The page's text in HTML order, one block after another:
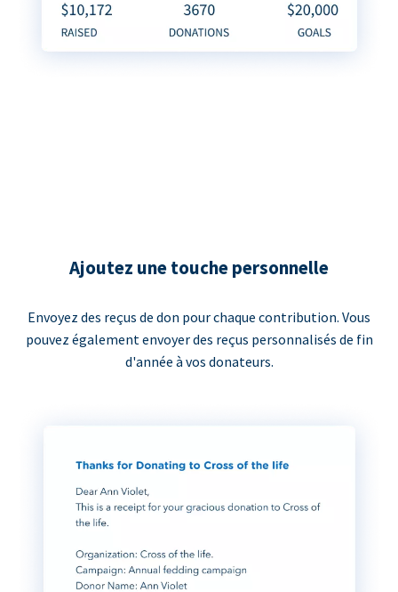
Ajoutez une touche personnelle
Envoyez des reçus de don pour chaque contribution. Vous
pouvez également envoyer des reçus personnalisés de fin
d'année à vos donateurs.